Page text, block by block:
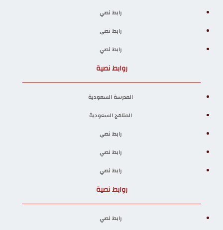
رابط نصي
رابط نصي
رابط نصي
روابط نصية
المدرسة السعودية
المناهج السعودية
رابط نصي
رابط نصي
رابط نصي
روابط نصية
رابط نصي